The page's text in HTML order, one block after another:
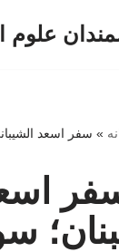
علوم
» سفر اسعد